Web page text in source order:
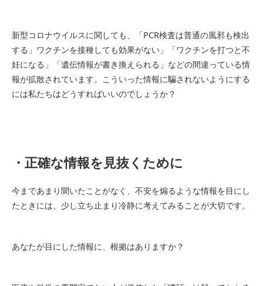
新型コロナウイルスに関しても、「PCR検査は普通の風邪も検出
する」ワクチンを接種しても効果がない」「ワクチンを打つと不
妊になる」「遺伝情報が書き換えられる」などの間違っている情
報が拡散されています。こういった情報に騙されないようにする
には私たちはどうすればいいのでしょうか？
・正確な情報を見抜くために
今まであまり聞いたことがなく、不安を煽るような情報を目にし
たときには、少し立ち止まり冷静に考えてみることが大切です。
あなたが目にした情報に、根拠はありますか？